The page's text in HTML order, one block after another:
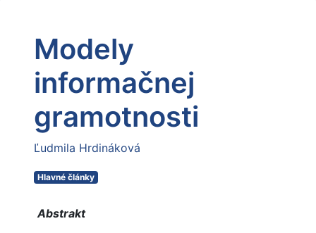
Modely
informačnej
gramotnosti
Ľudmila Hrdináková
Hlavné články
Abstrakt